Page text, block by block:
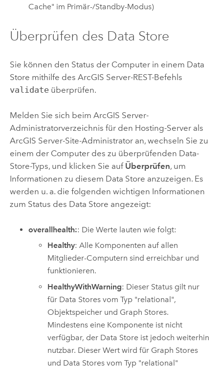
Cache" im Primär-/Standby-Modus)
Überprüfen des Data Store
Sie können den Status der Computer in einem Data
Store mithilfe des ArcGIS Server-REST-Befehls
validateüberprüfen.
Melden Sie sich beim ArcGIS Server-
Administratorverzeichnis für den Hosting-Server als
ArcGIS Server-Site-Administrator an, wechseln Sie zu
einem der Computer des zu überprüfenden Data-
Store-Typs, und klicken Sie auf Überprüfen, um
Informationen zu diesem Data Store anzuzeigen. Es
werden u. a. die folgenden wichtigen Informationen
zum Status des Data Store angezeigt:
overallhealth:: Die Werte lauten wie folgt:
Healthy: Alle Komponenten auf allen
Mitglieder-Computern sind erreichbar und
funktionieren.
HealthyWithWarning: Dieser Status gilt nur
für Data Stores vom Typ "relational",
Objektspeicher und Graph Stores.
Mindestens eine Komponente ist nicht
verfügbar, der Data Store ist jedoch weiterhin
nutzbar. Dieser Wert wird für Graph Stores
und Data Stores vom Typ "relational"